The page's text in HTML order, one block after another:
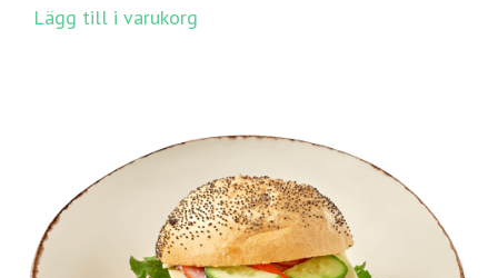
Lägg till i varukorg